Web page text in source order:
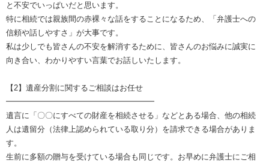
と不安でいっぱいだと思います。
特に相続では親族間の赤裸々な話をすることになるため、「弁護士への
信頼や話しやすさ」が大事です。
私は少しでも皆さんの不安を解消するために、皆さんのお悩みに誠実に
向き合い、わかりやすい言葉でお話しいたします。
【2】遺産分割に関するご相談はお任せ
━━━━━━━━━━━━━━━━━━━
遺言に「〇〇にすべての財産を相続させる」などとある場合、他の相続
人は遺留分（法律上認められている取り分）を請求できる場合がありま
す。
生前に多額の贈与を受けている場合も同じです。お早めに弁護士にご相